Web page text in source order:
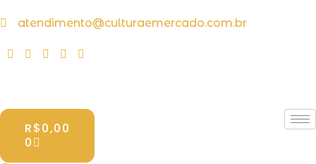
atendimento@culturaemercado.com.br
R$0,00
0